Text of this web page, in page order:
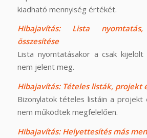
kiadható mennyiség értékét.
Hibajavítás: Lista
összesítése
Lista nyomtatásakor a csak kijelölt
nem jelent meg.
Hibajavítás: Tételes listák, projekt
Bizonylatok tételes listáin a projekt
nem működtek megfelelően.
Hibajavítás: Helyettesítés más